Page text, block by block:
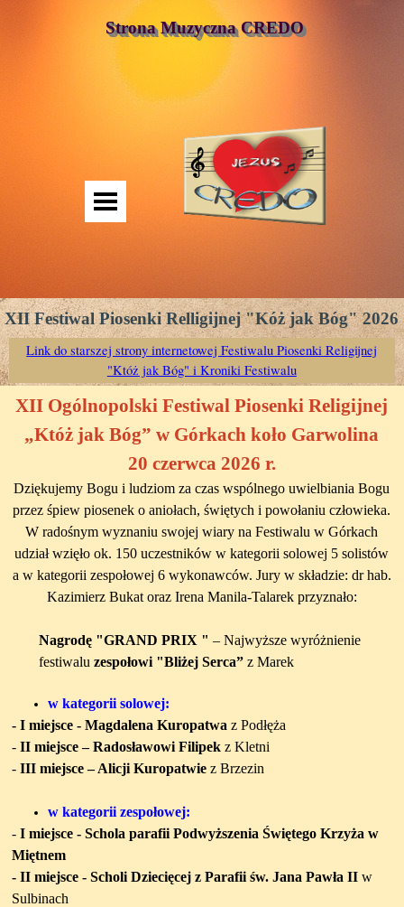
Strona Muzyczna CREDO
XII Festiwal Piosenki Relligijnej "Kóż jak Bóg" 2026
Link do starszej strony internetowej Festiwalu Piosenki Religijnej
"Któż jak Bóg" i Kroniki Festiwalu
XII Ogólnopolski Festiwal Piosenki Religijnej
„Któż jak Bóg” w Górkach koło Garwolina
20 czerwca 2026 r.
Dziękujemy Bogu i ludziom za czas wspólnego uwielbiania Bogu
przez śpiew piosenek o aniołach, świętych i powołaniu człowieka.
W radośnym wyznaniu swojej wiary na Festiwalu w Górkach
udział wzięło ok. 150 uczestników w kategorii solowej 5 solistów
a w kategorii zespołowej 6 wykonawców. Jury w składzie: dr hab.
Kazimierz Bukat oraz Irena Manila-Talarek przyznało:
Nagrodę "GRAND PRIX " – Najwyższe wyróżnienie
festiwalu zespołowi "Bliżej Serca” z Marek
w kategorii solowej:
- I miejsce - Magdalena Kuropatwa z Podłęża
- II miejsce –Radosławowi Filipek z Kletni
- III miejsce –Alicji Kuropatwie z Brzezin
w kategorii zespołowej:
- I miejsce - Schola parafii Podwyższenia Świętego Krzyża w
Miętnem
- II miejsce - Scholi Dziecięcej z Parafii św. Jana Pawła II w
Sulbinach